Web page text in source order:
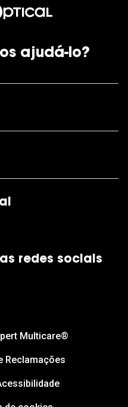
ajudá-lo?
redes sociais
Multicare®
Reclamações